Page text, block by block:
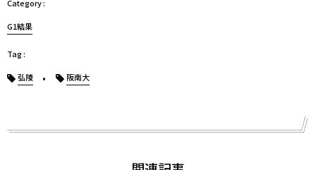
G1結果
弘陵 阪南大